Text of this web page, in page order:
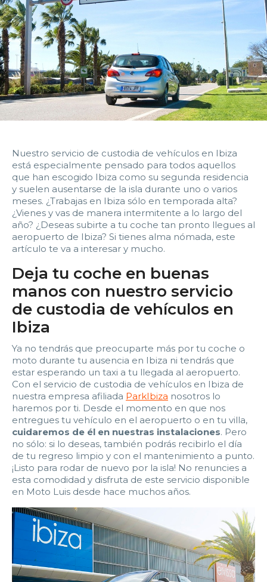
Nuestro servicio de custodia de vehículos en Ibiza
está especialmente pensado para todos aquellos
que han escogido Ibiza como su segunda residencia
y suelen ausentarse de la isla durante uno o varios
meses. ¿Trabajas en Ibiza sólo en temporada alta?
¿Vienes y vas de manera intermitente a lo largo del
año? ¿Deseas subirte a tu coche tan pronto llegues al
aeropuerto de Ibiza? Si tienes alma nómada, este
artículo te va a interesar y mucho.
Deja tu coche en buenas
manos con nuestro servicio
de custodia de vehículos en
Ibiza
Ya no tendrás que preocuparte más por tu coche o
moto durante tu ausencia en Ibiza ni tendrás que
estar esperando un taxi a tu llegada al aeropuerto.
Con el servicio de custodia de vehículos en Ibiza de
nuestra empresa afiliada ParkIbiza nosotros lo
haremos por ti. Desde el momento en que nos
entregues tu vehículo en el aeropuerto o en tu villa,
cuidaremos de él en nuestras instalaciones. Pero
no sólo: si lo deseas, también podrás recibirlo el día
de tu regreso limpio y con el mantenimiento a punto.
¡Listo para rodar de nuevo por la isla! No renuncies a
esta comodidad y disfruta de este servicio disponible
en Moto Luis desde hace muchos años.
14:00 14:30 15:00 15:30
16:00 16:30 17:30
18:00 18:30 19:00 19:30
20:00 20:30 21:00 21:30
22:00 22:30 23:00 23:30
Fecha y hora devolución:
0:00 0:30 1:00 1:30
2:00 2:30 3:00 3:30
4:00 4:30 5:00 5:30
6:00
8:00 8:30 9:00 9:30
10:00 10:30 11:00 11:30
12:00 12:30 13:00 13:30
14:00 14:30 15:00 15:30
16:00 16:30 17:00 17:30
18:00 18:30 19:00 19:30
20:00 20:30 21:00
22:30 23:00 23:30
Edad: